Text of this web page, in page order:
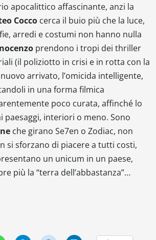
apocalittico affascinante, anzi la
Cocco cerca il buio più che la luce,
arredi e costumi non hanno nulla
prendono i tropi dei thriller
(il poliziotto in crisi e in rotta con la
arrivato, l’omicida intelligente,
in una forma filmica
poco curata, affinché lo
paesaggi, interiori o meno. Sono
che girano Se7en o Zodiac, non
si sforzano di piacere a tutti costi,
un unicum in un paese,
più la “terra dell’abbastanza”…